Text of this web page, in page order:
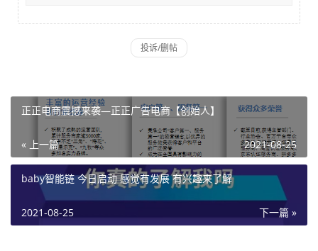
正正电商震撼来袭—正正广告电商【创始人】
« 上一篇 2021-08-25
baby智能链 今日启动 感觉有发展 有兴趣来了解
下一篇 »
2021-08-25